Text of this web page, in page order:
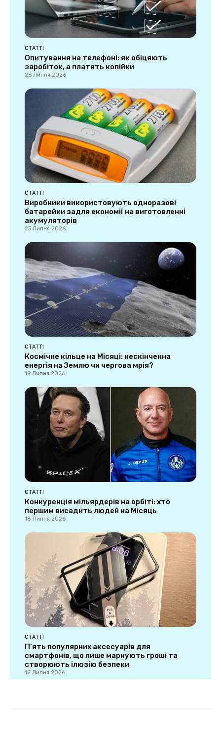
СТАТТІ
Опитування на телефоні: як обіцяють
заробіток, а платять копійки
26 Липня 2026
СТАТТІ
Виробники використовують одноразові
батарейки задля економії на виготовленні
акумуляторів
25 Липня 2026
СТАТТІ
Космічне кільце на Місяці: нескінченна
енергія на Землю чи чергова мрія?
19 Липня 2026
СТАТТІ
Конкуренція мільярдерів на орбіті: хто
першим висадить людей на Місяць
18 Липня 2026
СТАТТІ
П’ять популярних аксесуарів для
смартфонів, що лише марнують гроші та
створюють ілюзію безпеки
12 Липня 2026